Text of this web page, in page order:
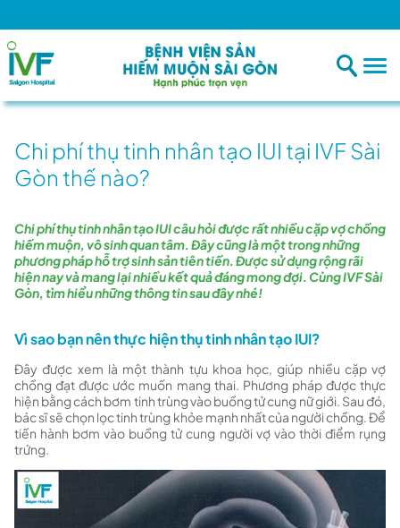
Chi phí thụ tinh nhân tạo IUI tại IVF Sài
Gòn thế nào?
Chi phí thụ tinh nhân tạo IUI câu hỏi được rất nhiều cặp vợ chồng
hiếm muộn, vô sinh quan tâm. Đây cũng là một trong những
phương pháp hỗ trợ sinh sản tiên tiến. Được sử dụng rộng rãi
hiện nay và mang lại nhiều kết quả đáng mong đợi. Cùng IVF Sài
Gòn, tìm hiểu những thông tin sau đây nhé!
Vì sao bạn nên thực hiện thụ tinh nhân tạo IUI?
Đây được xem là một thành tựu khoa học, giúp nhiều cặp vợ
chồng đạt được ước muốn mang thai. Phương pháp được thực
hiện bằng cách bơm tinh trùng vào buồng tử cung nữ giới. Sau đó,
bác sĩ sẽ chọn lọc tinh trùng khỏe mạnh nhất của người chồng. Để
tiến hành bơm vào buồng tử cung người vợ vào thời điểm rụng
trứng.